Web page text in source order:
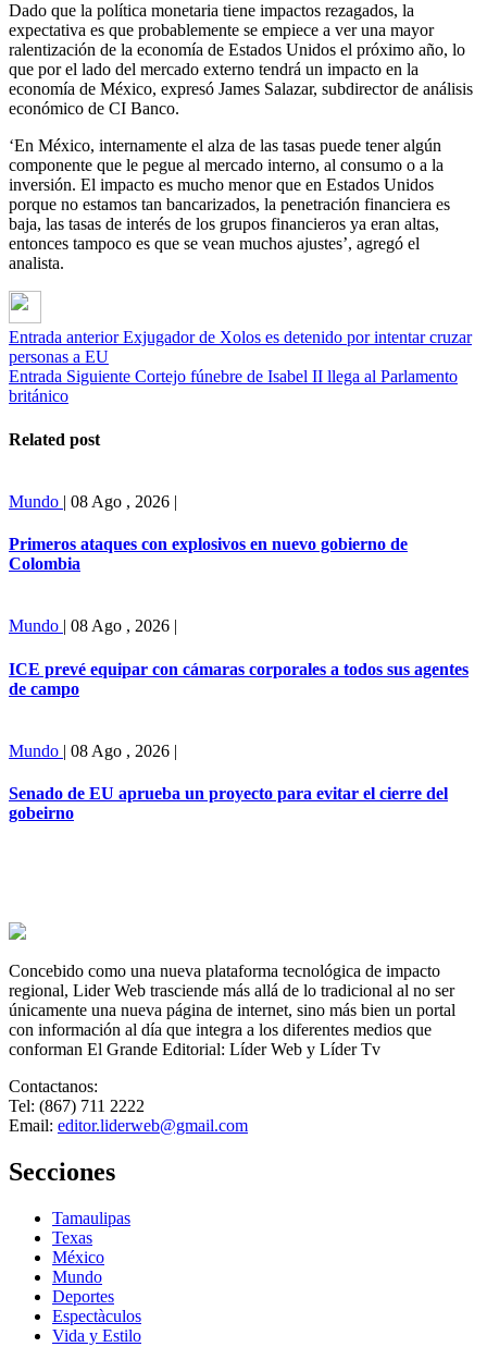
Dado que la política monetaria tiene impactos rezagados, la
expectativa es que probablemente se empiece a ver una mayor
ralentización de la economía de Estados Unidos el próximo año, lo
que por el lado del mercado externo tendrá un impacto en la
economía de México, expresó James Salazar, subdirector de análisis
económico de CI Banco.
‘En México, internamente el alza de las tasas puede tener algún
componente que le pegue al mercado interno, al consumo o a la
inversión. El impacto es mucho menor que en Estados Unidos
porque no estamos tan bancarizados, la penetración financiera es
baja, las tasas de interés de los grupos financieros ya eran altas,
entonces tampoco es que se vean muchos ajustes’, agregó el
analista.
Entrada anterior Exjugador de Xolos es detenido por intentar cruzar
personas a EU
Entrada Siguiente Cortejo fúnebre de Isabel II llega al Parlamento
británico
Related post
Mundo | 08 Ago , 2026 |
Primeros ataques con explosivos en nuevo gobierno de
Colombia
Mundo | 08 Ago , 2026 |
ICE prevé equipar con cámaras corporales a todos sus agentes
de campo
Mundo | 08 Ago , 2026 |
Senado de EU aprueba un proyecto para evitar el cierre del
gobeirno
Concebido como una nueva plataforma tecnológica de impacto
regional, Lider Web trasciende más allá de lo tradicional al no ser
únicamente una nueva página de internet, sino más bien un portal
con información al día que integra a los diferentes medios que
conforman El Grande Editorial: Líder Web y Líder Tv
Contactanos:
Tel: (867) 711 2222
Email: editor.liderweb@gmail.com
Secciones
Tamaulipas
Texas
México
Mundo
Deportes
Espectàculos
Vida y Estilo